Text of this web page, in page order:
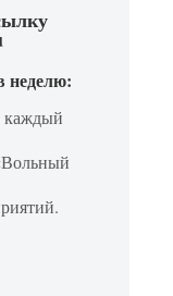
неделю:
каждый